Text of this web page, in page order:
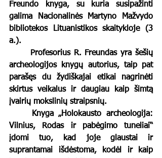
Freundo knyga, su kuria susipažinti
galima Nacionalinės Martyno Mažvydo
bibliotekos Lituanistikos skaitykloje (3
a.).
archeologijos knygų autorius, taip pat
parašęs du žydiškajai etikai nagrinėti
skirtus veikalus ir daugiau kaip šimtą
įvairių mokslinių straipsnių.
Vilnius, Rodas ir pabėgimo tuneliai“
įdomi tuo, kad joje glaustai ir
suprantamai išdėstoma, kodėl ir kaip